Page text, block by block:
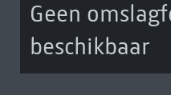
Geen
beschikbaar